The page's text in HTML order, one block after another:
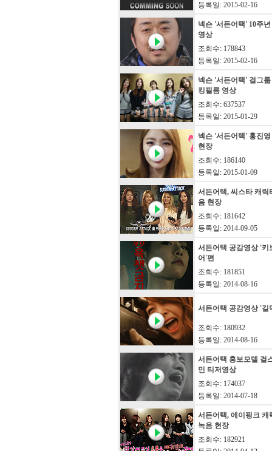
등록일: 2015-02-16
넥슨 '서든어택' 10주
영상
조회수: 178843
등록일: 2015-02-16
넥슨 '서든어택' 걸그
킹필름 영상
조회수: 637537
등록일: 2015-01-29
넥슨 '서든어택' 홍진
현장
조회수: 186140
등록일: 2015-01-09
서든어택, 씨스타 캐릭
음 현장
조회수: 181642
등록일: 2014-09-05
서든어택 공감영상 '키
어'편
조회수: 181851
등록일: 2014-08-16
서든어택 공감영상 '길
조회수: 180932
등록일: 2014-08-16
서든어택 홍보모델 걸
민 티저영상
조회수: 174037
등록일: 2014-07-18
서든어택, 에이핑크 캐
녹음 현장
조회수: 182921